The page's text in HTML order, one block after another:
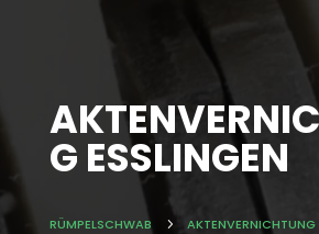
G ESSLINGEN
RÜMPELSCHWAB 5 AKTENVERNICHTUNG